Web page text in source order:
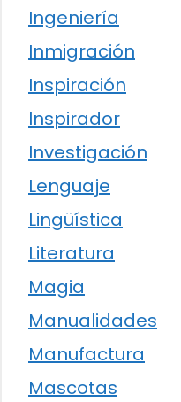
Ingeniería
Inmigración
Inspiración
Inspirador
Investigación
Lenguaje
Lingüística
Literatura
Magia
Manualidades
Manufactura
Mascotas